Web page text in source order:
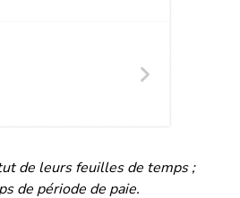
de leurs feuilles de temps ;
de période de paie.